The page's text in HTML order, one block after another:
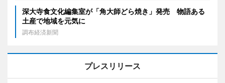
深大寺食文化編集室が「角大師どら焼き」発売 物語ある
土産で地域を元気に
調布経済新聞
プレスリリース